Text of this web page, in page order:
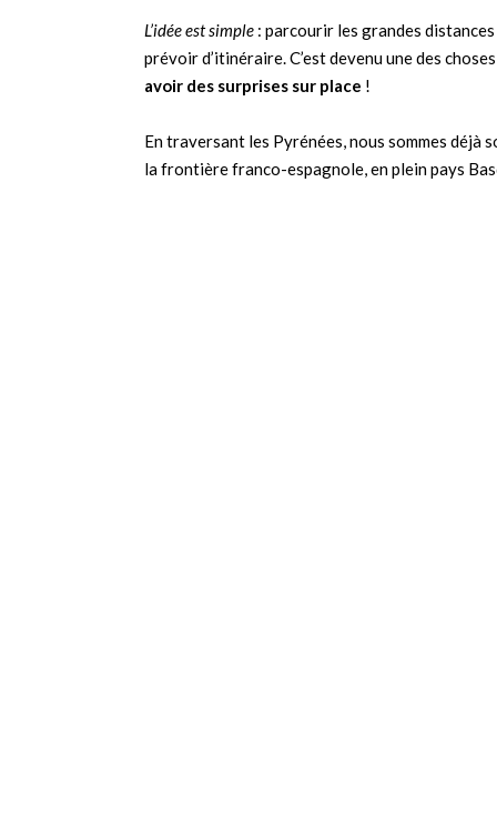
L’idée est simple : parcourir les grandes
prévoir d’itinéraire. C’est devenu une des
avoir des surprises sur place !
En traversant les Pyrénées, nous sommes déjà
la frontière franco-espagnole, en plein pays